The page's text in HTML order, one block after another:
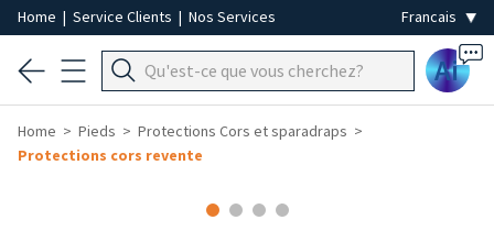
Home | Service Clients | Nos Services
Ai
Home Pieds
Protections Cors et sparadraps
Protections cors revente